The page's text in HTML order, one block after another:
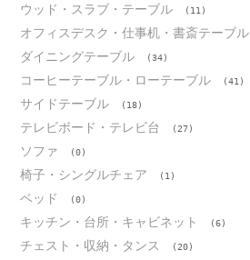
ウッド・スラブ・テーブル (11)
オフィスデスク・仕事机・書斎テーブル
ダイニングテーブル (34)
コーヒーテーブル・ローテーブル (41)
サイドテーブル (18)
テレビボード・テレビ台 (27)
ソファ (0)
椅子・シングルチェア (1)
ベッド (0)
キッチン・台所・キャビネット (6)
チェスト・収納・タンス (20)